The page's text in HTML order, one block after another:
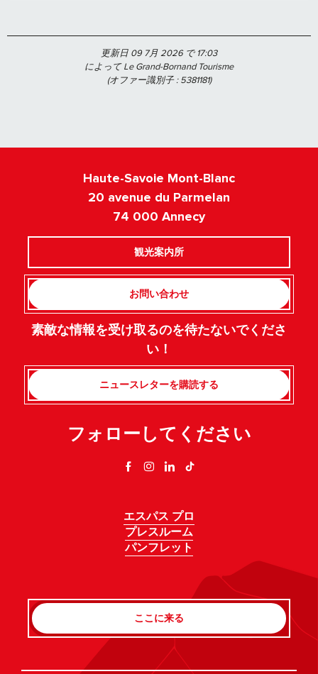
更新日 09 7月 2026 で 17:03
によって Le Grand-Bornand Tourisme
(オファー識別子 :5381181)
Haute-Savoie Mont-Blanc
20 avenue du Parmelan
74 000 Annecy
観光案内所
お問い合わせ
素敵な情報を受け取るのを待たないでくださ
い！
ニュースレターを購読する
フォローしてください
エスパス プロ
プレスルーム
パンフレット
ここに来る